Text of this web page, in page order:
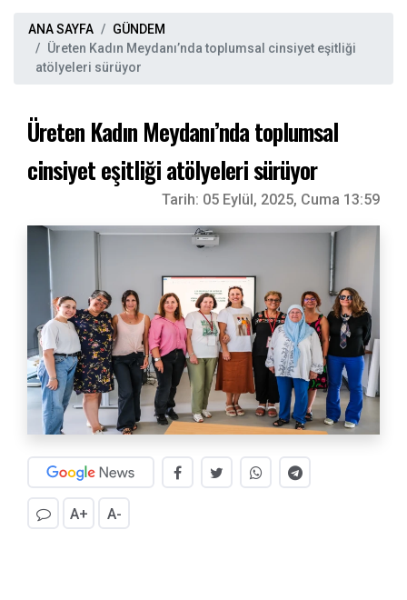
ANA SAYFA
GÜNDEM
Üreten Kadın Meydanı’nda toplumsal cinsiyet eşitliği
atölyeleri sürüyor
Üreten Kadın Meydanı’nda toplumsal
cinsiyet eşitliği atölyeleri sürüyor
Tarih: 05 Eylül, 2025, Cuma 13:59
A+ A-